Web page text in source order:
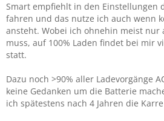
Smart empfiehlt in den Einstellungen
fahren und das nutze ich auch wenn
ansteht. Wobei ich ohnehin meist nur
muss, auf 100% Laden findet bei mir
statt.
Dazu noch >90% aller Ladevorgänge
keine Gedanken um die Batterie
ich spätestens nach 4 Jahren die